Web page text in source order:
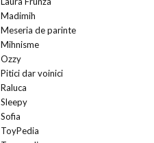
Madimih
Meseria de parinte
Mihnisme
Ozzy
Pitici dar voinici
Raluca
Sleepy
Sofia
ToyPedia